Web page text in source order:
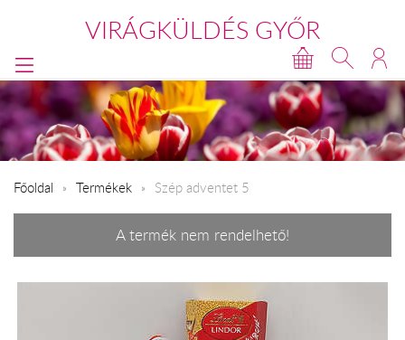
VIRÁGKÜLDÉS GYŐR
Főoldal Termékek Szép adventet 5
A termék nem rendelhető!